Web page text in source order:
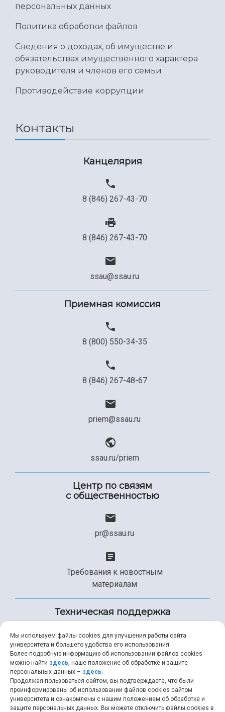
персональных данных
Политика обработки файлов
Сведения о доходах, об имуществе и
обязательствах имущественного характера
руководителя и членов его семьи
Противодействие коррупции
Контакты
Канцелярия
8 (846) 267-43-70
8 (846) 267-43-70
ssau@ssau.ru
Приемная комиссия
8 (800) 550-34-35
8 (846) 267-48-67
priem@ssau.ru
ssau.ru/priem
Центр по связям
с общественностью
pr@ssau.ru
Требования к новостным
материалам
Техническая поддержка
+7 (846) 267-49-99
help@ssau.ru
Мы используем файлы cookies для улучшения работы сайта
университета и большего удобства его использования.
Более подробную информацию об использовании файлов cookies
можно найти здесь, наше положение об обработке и защите
персональных данных – здесь.
Продолжая пользоваться сайтом, вы подтверждаете, что были
проинформированы об использовании файлов cookies сайтом
университета и ознакомлены с нашим положением об обработке и
защите персональных данных. Вы можете отключить файлы cookies в